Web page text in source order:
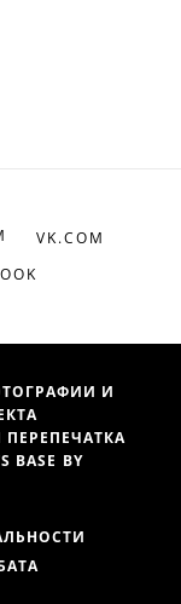
VK.COM
И
ПЕРЕПЕЧАТКА
BY